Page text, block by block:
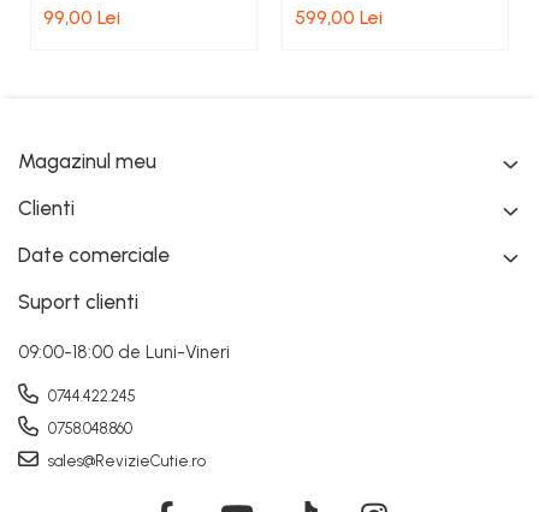
99,00 Lei 599,00 Lei
Magazinul meu
Clienti
Date comerciale
Suport clienti
09:00-18:00 de Luni-Vineri
0744.422.245
0758.048.860
sales@RevizieCutie.ro